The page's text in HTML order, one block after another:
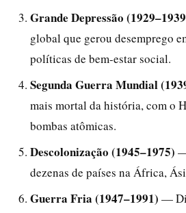
Grande Depressão
global que gerou desemprego
políticas de bem-estar social.
Segunda Guerra Mundial
mais mortal da história, com o
bombas atômicas.
Descolonização (1945–1975)
dezenas de países na África,
Guerra Fria (1947–1991) —